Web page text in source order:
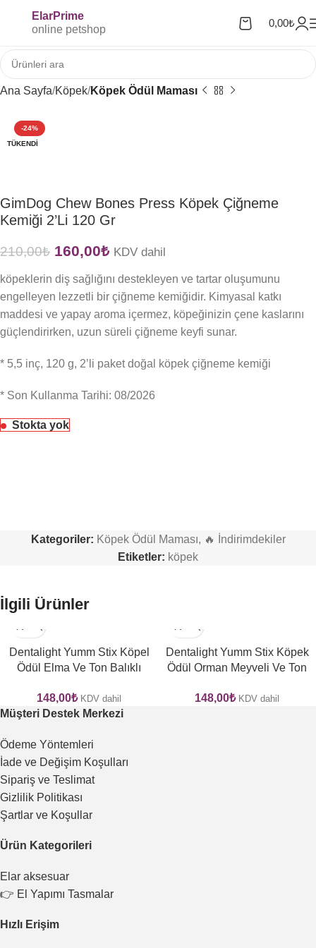
ElarPrime
online petshop
0,00₺
Ana Sayfa Köpek Köpek Ödül Maması
-24%
TÜKENDI
GimDog Chew Bones Press Köpek Çiğneme
Kemiği 2’li 120 Gr
210,00₺ 160,00₺ KDV dahil
köpeklerin diş sağlığını destekleyen ve tartar oluşumunu
engelleyen lezzetli bir çiğneme kemiğidir. Kimyasal katkı
maddesi ve yapay aroma içermez, köpeğinizin çene kaslarını
güçlendirirken, uzun süreli çiğneme keyfi sunar.
* 5,5 inç, 120 g, 2’li paket doğal köpek çiğneme kemiği
* Son Kullanma Tarihi: 08/2026
Stokta yok
Kategoriler: Köpek Ödül Maması, 🔥 İndirimdekiler
Etiketler: köpek
İlgili Ürünler
Dentalight Yumm Stix Köpel
Ödül Elma Ve Ton Balıklı
148,00₺ KDV dahil
Dentalight Yumm Stix Köpek
Ödül Orman Meyveli Ve Ton
148,00₺ KDV dahil
Müşteri Destek Merkezi
Ödeme Yöntemleri
İade ve Değişim Koşulları
Sipariş ve Teslimat
Gizlilik Politikası
Şartlar ve Koşullar
Ürün Kategorileri
Elar aksesuar
👉 El Yapımı Tasmalar
Hızlı Erişim